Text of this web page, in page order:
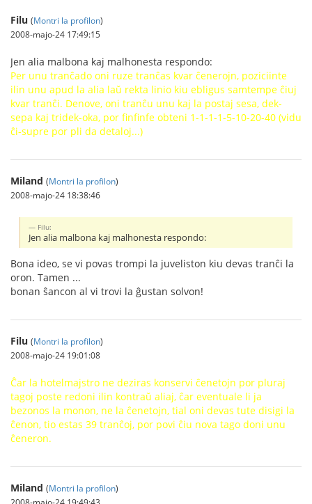
Filu (Montri la profilon)
2008-majo-24 17:49:15
Jen alia malbona kaj malhonesta respondo:
Per unu tranĉado oni ruze tranĉas kvar ĉenerojn, poziciinte
ilin unu apud la alia laŭ rekta linio kiu ebligus samtempe ĉiuj
kvar tranĉi. Denove, oni tranĉu unu kaj la postaj sesa, dek-
sepa kaj tridek-oka, por finfinfe obteni 1-1-1-1-5-10-20-40 (vidu
ĉi-supre por pli da detaloj...)
Miland (Montri la profilon)
2008-majo-24 18:38:46
Filu:
Jen alia malbona kaj malhonesta respondo:
Bona ideo, se vi povas trompi la juveliston kiu devas tranĉi la
oron. Tamen ...
bonan ŝancon al vi trovi la ĝustan solvon!
Filu (Montri la profilon)
2008-majo-24 19:01:08
Ĉar la hotelmajstro ne deziras konservi ĉenetojn por pluraj
tagoj poste redoni ilin kontraŭ aliaj, ĉar eventuale li ja
bezonos la monon, ne la ĉenetojn, tial oni devas tute disigi la
ĉenon, tio estas 39 tranĉoj, por povi ĉiu nova tago doni unu
ĉeneron.
Miland (Montri la profilon)
2008-majo-24 19:49:43